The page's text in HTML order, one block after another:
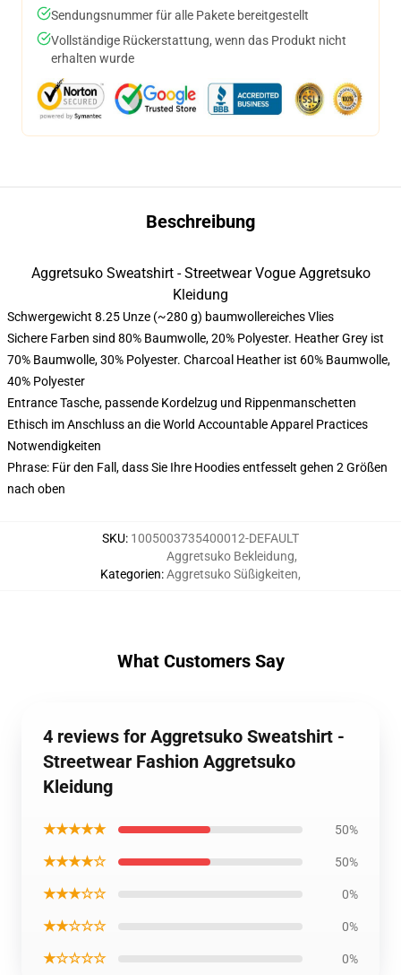
Sendungsnummer für alle Pakete bereitgestellt
Vollständige Rückerstattung, wenn das Produkt nicht
erhalten wurde
Beschreibung
Aggretsuko Sweatshirt - Streetwear Vogue Aggretsuko
Kleidung
Schwergewicht 8.25 Unze (~280 g) baumwollereiches Vlies
Sichere Farben sind 80% Baumwolle, 20% Polyester. Heather Grey ist
70% Baumwolle, 30% Polyester. Charcoal Heather ist 60% Baumwolle,
40% Polyester
Entrance Tasche, passende Kordelzug und Rippenmanschetten
Ethisch im Anschluss an die World Accountable Apparel Practices
Notwendigkeiten
Phrase: Für den Fall, dass Sie Ihre Hoodies entfesselt gehen 2 Größen
nach oben
SKU: 1005003735400012-DEFAULT
Kategorien:
Aggretsuko Bekleidung,
Aggretsuko Süßigkeiten,
What Customers Say
4 reviews for Aggretsuko Sweatshirt -
Streetwear Fashion Aggretsuko
Kleidung
★★★★★ 50%
★★★★☆ 50%
★★★☆☆ 0%
★★☆☆☆ 0%
★☆☆☆☆ 0%